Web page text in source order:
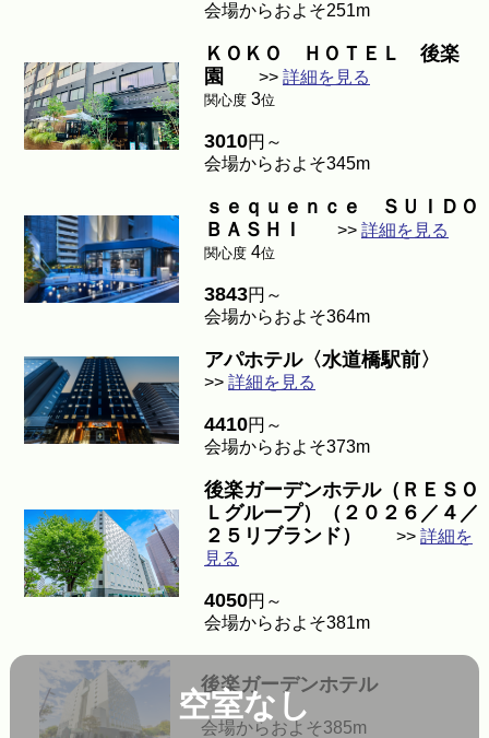
会場からおよそ251m
ＫＯＫＯ ＨＯＴＥＬ 後楽
園
>> 詳細を見る
関心度 3位
3010円～
会場からおよそ345m
ｓｅｑｕｅｎｃｅ ＳＵＩＤＯ
ＢＡＳＨＩ
>> 詳細を見る
関心度 4位
3843円～
会場からおよそ364m
アパホテル〈水道橋駅前〉
>> 詳細を見る
4410円～
会場からおよそ373m
後楽ガーデンホテル（ＲＥＳＯ
Ｌグループ）（２０２６／４／
２５リブランド）
>> 詳細を
見る
4050円～
会場からおよそ381m
空室なし
後楽ガーデンホテル
会場からおよそ385m